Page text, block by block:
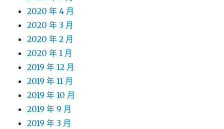
2020 年 4 月
2020 年 3 月
2020 年 2 月
2020 年 1 月
2019 年 12 月
2019 年 11 月
2019 年 10 月
2019 年 9 月
2019 年 3 月